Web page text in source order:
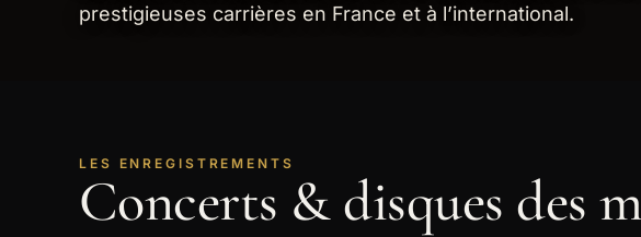
prestigieuses carrières en France et à l’international.
LES ENREGISTREMENTS
Concerts & disques des